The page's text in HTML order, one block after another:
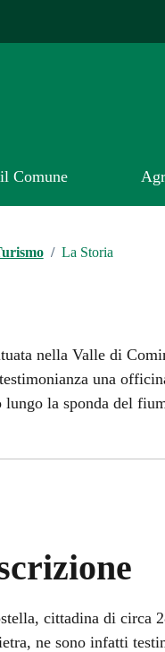
Comune
/ La Storia
nella Valle di
una
la sponda del
cittadina di circa
ne sono infatti